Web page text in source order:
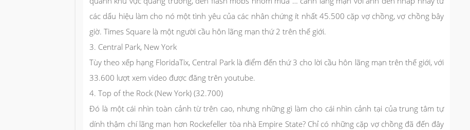
các dấu hiệu làm cho nó một tình yêu của các nhân chứng ít nhất 45.500 cặp vợ chồng, vợ chồng bây
giờ. Times Square là một người cầu hôn lãng mạn thứ 2 trên thế giới.
3. Central Park, New York
Tùy theo xếp hạng FloridaTix, Central Park là điểm đến thứ 3 cho lời cầu hôn lãng mạn trên thế giới, với
33.600 lượt xem video được đăng trên youtube.
4. Top of the Rock (New York) (32.700)
Đó là một cái nhìn toàn cảnh từ trên cao, nhưng những gì làm cho cái nhìn cảnh tại của trung tâm tự
dính thậm chí lãng mạn hơn Rockefeller tòa nhà Empire State? Chỉ có những cặp vợ chồng đã đến đây